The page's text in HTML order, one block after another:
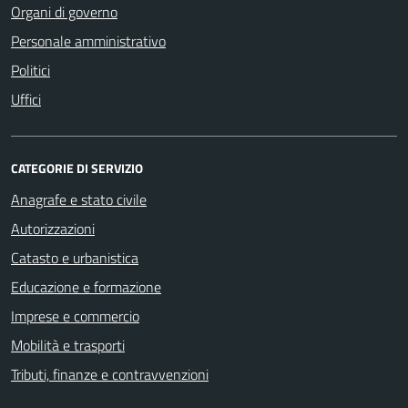
Organi di governo
Personale amministrativo
Politici
Uffici
CATEGORIE DI SERVIZIO
Anagrafe e stato civile
Autorizzazioni
Catasto e urbanistica
Educazione e formazione
Imprese e commercio
Mobilità e trasporti
Tributi, finanze e contravvenzioni